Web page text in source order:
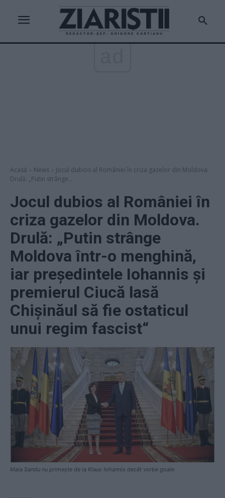
Acasă News
Jocul dubios al României în criza gazelor din Moldova.
Drulă: „Putin strânge...
Jocul dubios al României în
criza gazelor din Moldova.
Drulă: „Putin strânge
Moldova într-o menghină,
iar președintele Iohannis și
premierul Ciucă lasă
Chișinăul să fie ostaticul
unui regim fascist“
Maia Sandu nu primește de la Klaus Iohannis decât vorbe goale